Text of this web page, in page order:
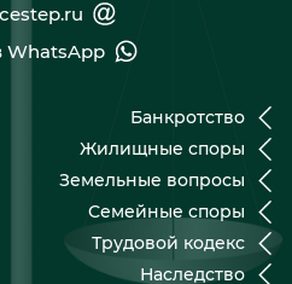
WhatsApp
Банкротство
Жилищные споры
Земельные вопросы
Семейные споры
Трудовой кодекс
Наследство